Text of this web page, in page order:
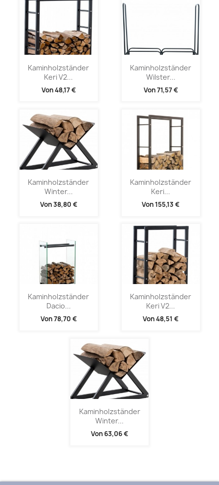
Kaminholzständer
Keri V2...
Von48,17 €
Kaminholzständer
Wilster...
Von71,57 €
Kaminholzständer
Winter...
Von38,80 €
Kaminholzständer
Keri...
Von155,13 €
Kaminholzständer
Dacio...
Von78,70 €
Kaminholzständer
Keri V2...
Von48,51 €
Kaminholzständer
Winter...
Von 63,06 €